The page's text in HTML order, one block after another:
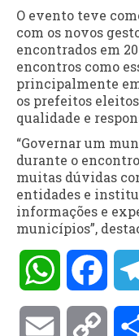
O evento teve
com os novos
encontrados em
encontros como
principalmente
os prefeitos
qualidade e
“Governar um
durante o
muitas dúvidas
entidades e
informações e
municípios”,
WhatsApp
Email Copy